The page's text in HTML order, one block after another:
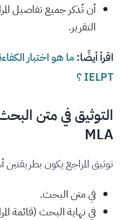
أن تُذكر جميع تفاصيل
التقرير.
اقرأ أيضًا:ما هو اختبار
IELPT ؟
التوثيق في متن
MLA
توثيق المراجع يكون
في متن البحث.
في نهاية البحث (قائمة